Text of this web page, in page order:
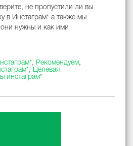
не пропустили ли вы
в Инстаграм* а также мы
нужны и как ими
, Рекомендуем,
, Целевая
инстаграм*